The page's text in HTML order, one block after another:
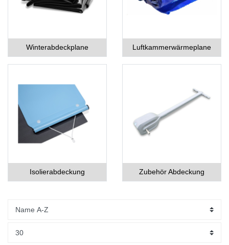
Winterabdeckplane Luftkammerwärmeplane
Isolierabdeckung Zubehör Abdeckung